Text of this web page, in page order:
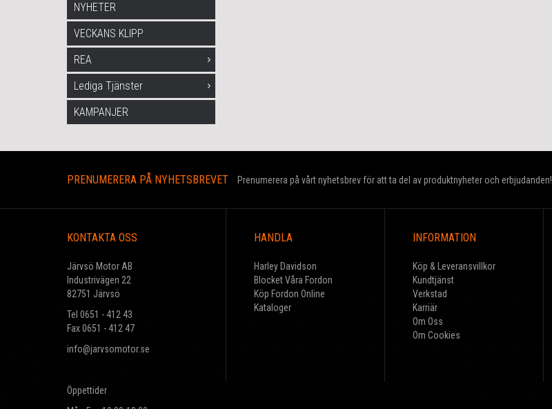
NYHETER
VECKANS KLIPP
REA
Lediga Tjänster
KAMPANJER
PRENUMERERA PÅ NYHETSBREVET Prenumerera på vårt nyhetsbrev för att ta del av produktnyheter och erbjudanden!
KONTAKTA OSS
Järvsö Motor AB
Industrivägen 22
82751 Järvsö
Tel 0651 - 412 43
Fax 0651 - 412 47
info@jarvsomotor.se
Öppettider
HANDLA
Harley Davidson
Blocket Våra Fordon
Köp Fordon Online
Kataloger
INFORMATION
Köp & Leveransvillkor
Kundtjänst
Verkstad
Karriär
Om Oss
Om Cookies